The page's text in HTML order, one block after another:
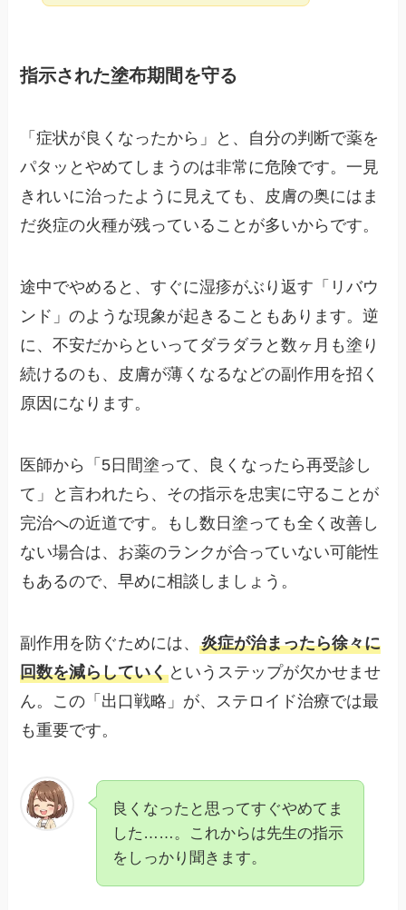
指示された塗布期間を守る
「症状が良くなったから」と、自分の判断で薬を
パタッとやめてしまうのは非常に危険です。一見
きれいに治ったように見えても、皮膚の奥にはま
だ炎症の火種が残っていることが多いからです。
途中でやめると、すぐに湿疹がぶり返す「リバウ
ンド」のような現象が起きることもあります。逆
に、不安だからといってダラダラと数ヶ月も塗り
続けるのも、皮膚が薄くなるなどの副作用を招く
原因になります。
医師から「5日間塗って、良くなったら再受診し
て」と言われたら、その指示を忠実に守ることが
完治への近道です。もし数日塗っても全く改善し
ない場合は、お薬のランクが合っていない可能性
もあるので、早めに相談しましょう。
副作用を防ぐためには、炎症が治まったら徐々に
回数を減らしていく というステップが欠かせませ
ん。この「出口戦略」が、ステロイド治療では最
も重要です。
良くなったと思ってすぐやめてま
した……。これからは先生の指示
をしっかり聞きます。